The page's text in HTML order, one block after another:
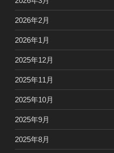
2026年2月
2026年1月
2025年12月
2025年11月
2025年10月
2025年9月
2025年8月